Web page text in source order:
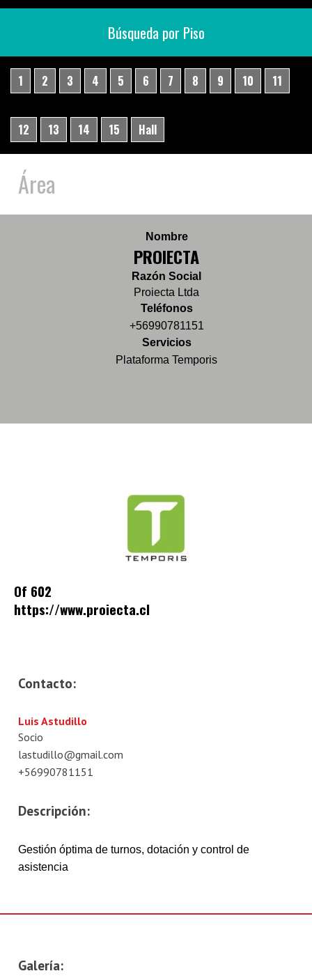
Búsqueda por Piso
1 2 3 4 5 6 7 8 9 10 11
12 13 14 15 Hall
Área
Nombre
PROIECTA
Razón Social
Proiecta Ltda
Teléfonos
+56990781151
Servicios
Plataforma Temporis
Of 602
https://www.proiecta.cl
Contacto:
Luis Astudillo
Socio
lastudillo@gmail.com
+56990781151
Descripción:
Gestión óptima de turnos, dotación y control de
asistencia
Galería: